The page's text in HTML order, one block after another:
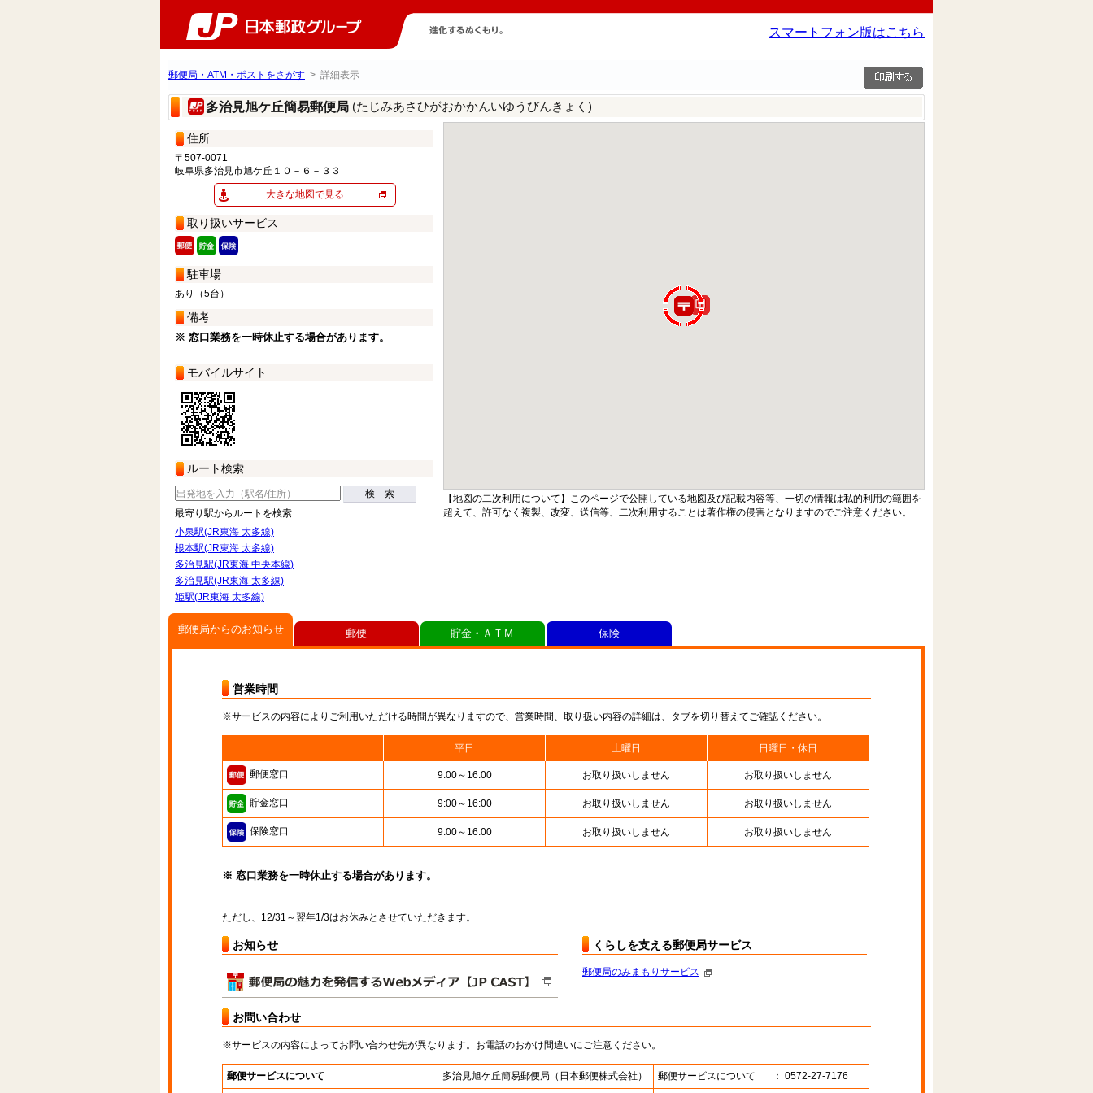
スマートフォン版はこちら
郵便局・ATM・ポストをさがす > 詳細表示
多治見旭ケ丘簡易郵便局 (たじみあさひがおかかんいゆうびんきょく)
住所
〒507-0071
岐阜県多治見市旭ケ丘１０－６－３３
大きな地図で見る
取り扱いサービス
駐車場
あり（5台）
備考
※ 窓口業務を一時休止する場合があります。
モバイルサイト
ルート検索
検 索
最寄り駅からルートを検索
小泉駅(JR東海 太多線)
根本駅(JR東海 太多線)
多治見駅(JR東海 中央本線)
多治見駅(JR東海 太多線)
姫駅(JR東海 太多線)
【地図の二次利用について】このページで公開している地図及び記載内容等、一切の情報は私的利用の範囲を
超えて、許可なく複製、改変、送信等、二次利用することは著作権の侵害となりますのでご注意ください。
郵便局からのお知らせ
営業時間
※サービスの内容によりご利用いただける時間が異なりますので、営業時間、取り扱い内容の詳細は、タブを切り替えてご確認ください。
平日 土曜日 日曜日・休日
郵便窓口 9:00～16:00 お取り扱いしません お取り扱いしません
貯金窓口 9:00～16:00 お取り扱いしません お取り扱いしません
保険窓口 9:00～16:00 お取り扱いしません お取り扱いしません
※ 窓口業務を一時休止する場合があります。
ただし、12/31～翌年1/3はお休みとさせていただきます。
お知らせ くらしを支える郵便局サービス
郵便局のみまもりサービス
お問い合わせ
※サービスの内容によってお問い合わせ先が異なります。お電話のおかけ間違いにご注意ください。
郵便サービスについて 多治見旭ケ丘簡易郵便局 （日本郵便株式会社） 郵便サービスについて ： 0572-27-7176
郵便 貯金・ＡＴＭ 保険